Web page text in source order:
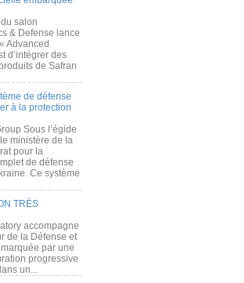
salon
& Defense lance
Advanced
d’intégrer des
de Safran
de défense
à la protection
Sous l’égide
ministère de la
pour la
de défense
Ce système
TRÈS
accompagne
de la Défense et
par une
progressive
un...